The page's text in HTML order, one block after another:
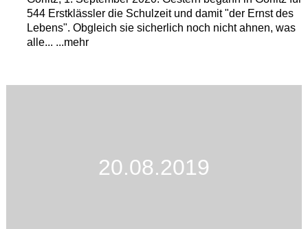
544 Erstklässler die Schulzeit und damit "der Ernst des
Lebens". Obgleich sie sicherlich noch nicht ahnen, was
alle... ...mehr
20.08.2019